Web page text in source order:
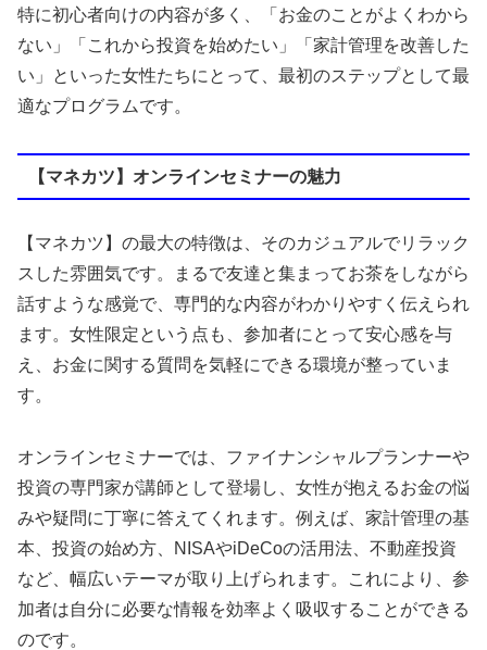
特に初心者向けの内容が多く、「お金のことがよくわから
ない」「これから投資を始めたい」「家計管理を改善した
い」といった女性たちにとって、最初のステップとして最
適なプログラムです。
【マネカツ】オンラインセミナーの魅力
【マネカツ】の最大の特徴は、そのカジュアルでリラック
スした雰囲気です。まるで友達と集まってお茶をしながら
話すような感覚で、専門的な内容がわかりやすく伝えられ
ます。女性限定という点も、参加者にとって安心感を与
え、お金に関する質問を気軽にできる環境が整っていま
す。
オンラインセミナーでは、ファイナンシャルプランナーや
投資の専門家が講師として登場し、女性が抱えるお金の悩
みや疑問に丁寧に答えてくれます。例えば、家計管理の基
本、投資の始め方、NISAやiDeCoの活用法、不動産投資
など、幅広いテーマが取り上げられます。これにより、参
加者は自分に必要な情報を効率よく吸収することができる
のです。